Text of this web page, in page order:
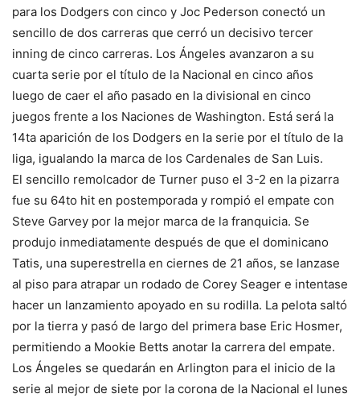
para los Dodgers con cinco y Joc Pederson conectó un
sencillo de dos carreras que cerró un decisivo tercer
inning de cinco carreras. Los Ángeles avanzaron a su
cuarta serie por el título de la Nacional en cinco años
luego de caer el año pasado en la divisional en cinco
juegos frente a los Naciones de Washington. Está será la
14ta aparición de los Dodgers en la serie por el título de la
liga, igualando la marca de los Cardenales de San Luis.
El sencillo remolcador de Turner puso el 3-2 en la pizarra
fue su 64to hit en postemporada y rompió el empate con
Steve Garvey por la mejor marca de la franquicia. Se
produjo inmediatamente después de que el dominicano
Tatis, una superestrella en ciernes de 21 años, se lanzase
al piso para atrapar un rodado de Corey Seager e intentase
hacer un lanzamiento apoyado en su rodilla. La pelota saltó
por la tierra y pasó de largo del primera base Eric Hosmer,
permitiendo a Mookie Betts anotar la carrera del empate.
Los Ángeles se quedarán en Arlington para el inicio de la
serie al mejor de siete por la corona de la Nacional el lunes